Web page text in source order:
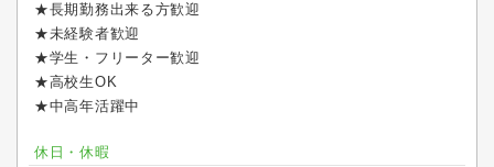
★長期勤務出来る方歓迎
★未経験者歓迎
★学生・フリーター歓迎
★高校生OK
★中高年活躍中
休日・休暇